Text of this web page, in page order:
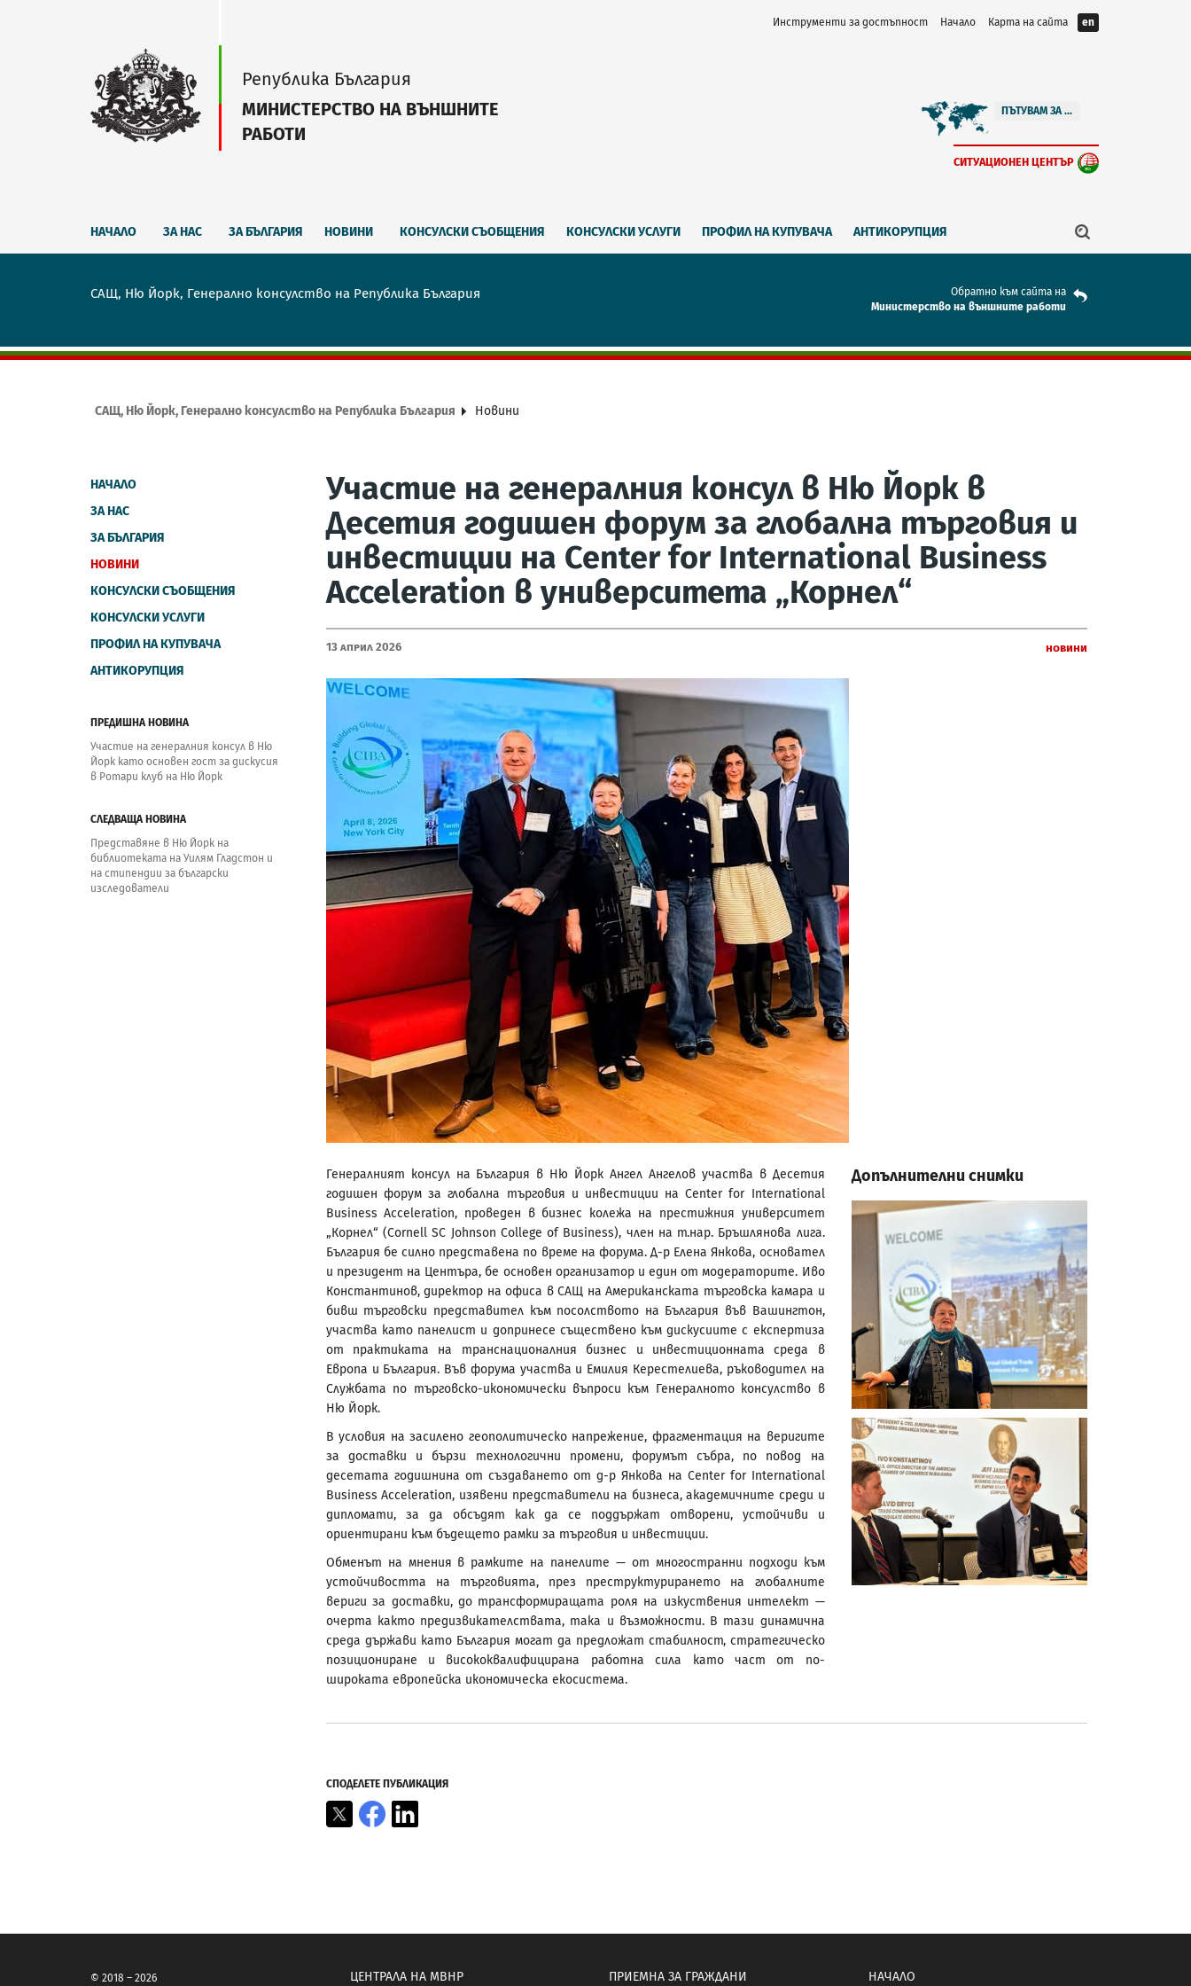
Инструменти за достъпност Начало Карта на сайта en
Република България
МИНИСТЕРСТВО НА ВЪНШНИТЕ
РАБОТИ
ПЪТУВАМ ЗА ...
СИТУАЦИОНЕН ЦЕНТЪР
НАЧАЛО ЗА НАС ЗА БЪЛГАРИЯ НОВИНИ КОНСУЛСКИ СЪОБЩЕНИЯ КОНСУЛСКИ УСЛУГИ ПРОФИЛ НА КУПУВАЧА АНТИКОРУПЦИЯ
САЩ, Ню Йорк, Генерално консулство на Република България
Обратно към сайта на
Mинистерство на външните работи
САЩ, Ню Йорк, Генерално консулство на Република България Новини
НАЧАЛО
ЗА НАС
ЗА БЪЛГАРИЯ
НОВИНИ
КОНСУЛСКИ СЪОБЩЕНИЯ
КОНСУЛСКИ УСЛУГИ
ПРОФИЛ НА КУПУВАЧА
АНТИКОРУПЦИЯ
ПРЕДИШНА НОВИНА
Участие на генералния консул в Ню
Йорк като основен гост за дискусия
в Ротари клуб на Ню Йорк
СЛЕДВАЩА НОВИНА
Представяне в Ню Йорк на
библиотеката на Уилям Гладстон и
на стипендии за български
изследователи
Участие на генералния консул в Ню Йорк в
Десетия годишен форум за глобална търговия и
инвестиции на Center for International Business
Acceleration в университета „Корнел“
13 Април 2026 Новини
Генералният консул на България в Ню Йорк Ангел Ангелов участва в Десетия
годишен форум за глобална търговия и инвестиции на Center for International
Business Acceleration, проведен в бизнес колежа на престижния университет
„Корнел“ (Cornell SC Johnson College of Business), член на т.нар. Бръшлянова лига.
България бе силно представена по време на форума. Д-р Елена Янкова, основател
и президент на Центъра, бе основен организатор и един от модераторите. Иво
Константинов, директор на офиса в САЩ на Американската търговска камара и
бивш търговски представител към посолството на България във Вашингтон,
участва като панелист и допринесе съществено към дискусиите с експертиза
от практиката на транснационалния бизнес и инвестиционната среда в
Европа и България. Във форума участва и Емилия Керестелиева, ръководител на
Службата по търговско-икономически въпроси към Генералното консулство в
Ню Йорк.
В условия на засилено геополитическо напрежение, фрагментация на веригите
за доставки и бързи технологични промени, форумът събра, по повод на
десетата годишнина от създаването от д-р Янкова на Center for International
Business Acceleration, изявени представители на бизнеса, академичните среди и
дипломати, за да обсъдят как да се поддържат отворени, устойчиви и
ориентирани към бъдещето рамки за търговия и инвестиции.
Обменът на мнения в рамките на панелите — от многостранни подходи към
устойчивостта на търговията, през преструктурирането на глобалните
вериги за доставки, до трансформиращата роля на изкуствения интелект —
очерта както предизвикателствата, така и възможности. В тази динамична
среда държави като България могат да предложат стабилност, стратегическо
позициониране и висококвалифицирана работна сила като част от по-
широката европейска икономическа екосистема.
Допълнителни снимки
СПОДЕЛЕТЕ ПУБЛИКАЦИЯ
X Facebook
© 2018 – 2026 ЦЕНТРАЛА НА МВНР ПРИЕМНА ЗА ГРАЖДАНИ НАЧАЛО